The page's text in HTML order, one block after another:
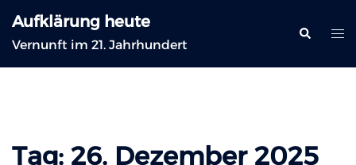
Inhalt
springen
Aufklärung heute
Vernunft im 21. Jahrhundert
Suche
Tag: 26. Dezember 2025